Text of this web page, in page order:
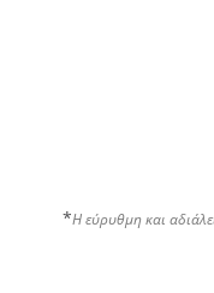
*Η εύρυθμη και